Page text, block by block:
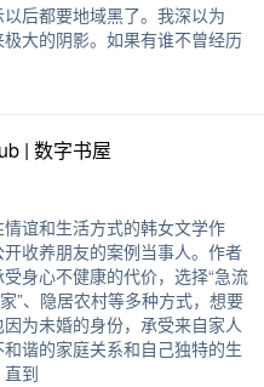
后都要地域黑了。我深以为
大的阴影。如果有谁不曾经历
| 数字书屋
谊和生活方式的韩女文学作
收养朋友的案例当事人。作者
身心不健康的代价，选择“急流
”、隐居农村等多种方式，想要
为未婚的身份，承受来自家人
谐的家庭关系和自己独特的生
到